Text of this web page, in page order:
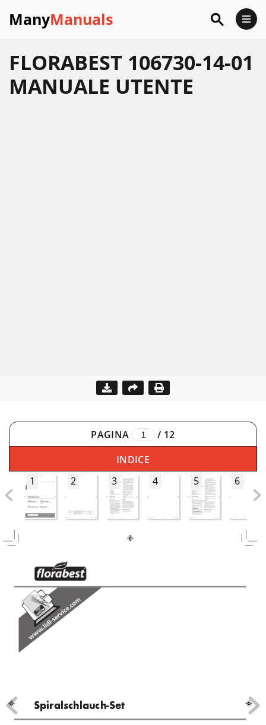
ManyManuals
FLORABEST 106730-14-01
MANUALE UTENTE
PAGINA / 12
INDICE
1
2 3 4 5 6
Spiralschlauch-Set